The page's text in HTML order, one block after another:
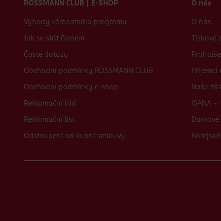
ROSSMANN CLUB | E-SHOP
Výhody věrnostního programu
Jak se stát členem
Časté dotazy
Obchodní podmínky ROSSMANN CLUB
Obchodní podmínky e-shop
Reklamační řád
Reklamační list
Odstoupení od kupní smlouvy
O nás
O nás
Tiskové
Příjemci
Naše
ISANA